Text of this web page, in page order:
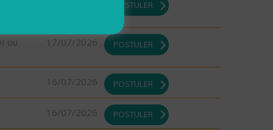
POSTULER
ou
17/07/2026 POSTULER
16/07/2026 POSTULER
16/07/2026 POSTULER